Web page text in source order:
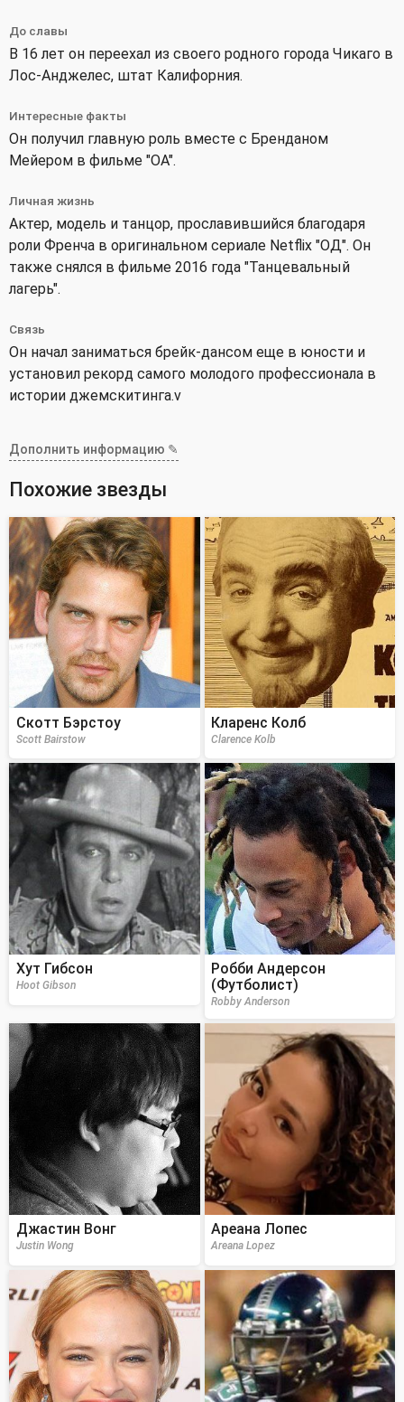
До славы
В 16 лет он переехал из своего родного города Чикаго в
Лос-Анджелес, штат Калифорния.
Интересные факты
Он получил главную роль вместе с Бренданом
Мейером в фильме "ОА".
Личная жизнь
Актер, модель и танцор, прославившийся благодаря
роли Френча в оригинальном сериале Netflix "ОД". Он
также снялся в фильме 2016 года "Танцевальный
лагерь".
Связь
Он начал заниматься брейк-дансом еще в юности и
установил рекорд самого молодого профессионала в
истории джемскитинга.v
Дополнить информацию ✎
Похожие звезды
Скотт Бэрстоу
Scott Bairstow
Кларенс Колб
Clarence Kolb
Хут Гибсон
Hoot Gibson
Робби Андерсон
(Футболист)
Robby Anderson
Джастин Вонг
Justin Wong
Ареана Лопес
Areana Lopez